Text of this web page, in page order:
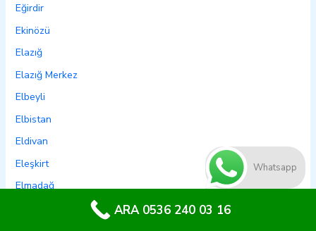
Eğirdir
Ekinözü
Elazığ
Elazığ Merkez
Elbeyli
Elbistan
Eldivan
Eleşkirt
Elmadağ
Whatsapp
ARA 0536 240 03 16